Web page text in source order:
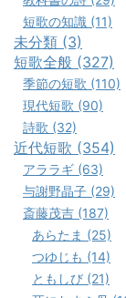
短歌の知識 (11)
未分類 (3)
短歌全般 (327)
季節の短歌 (110)
現代短歌 (90)
詩歌 (32)
近代短歌 (354)
アララギ (63)
与謝野晶子 (29)
斎藤茂吉 (187)
あらたま (25)
つゆじも (14)
ともしび (21)